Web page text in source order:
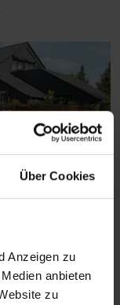
Über Cookies
Anzeigen zu
anbieten
zu